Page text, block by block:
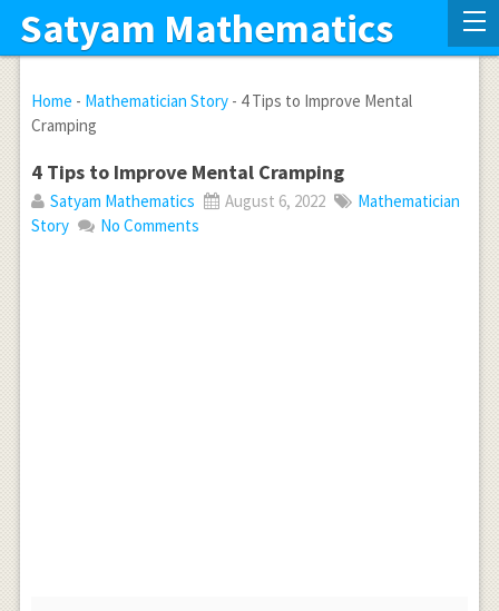
Satyam Mathematics
Home - Mathematician Story- 4 Tips to Improve Mental
Cramping
4 Tips to Improve Mental Cramping
Satyam Mathematics August 6, 2022
Mathematician
Story
No Comments